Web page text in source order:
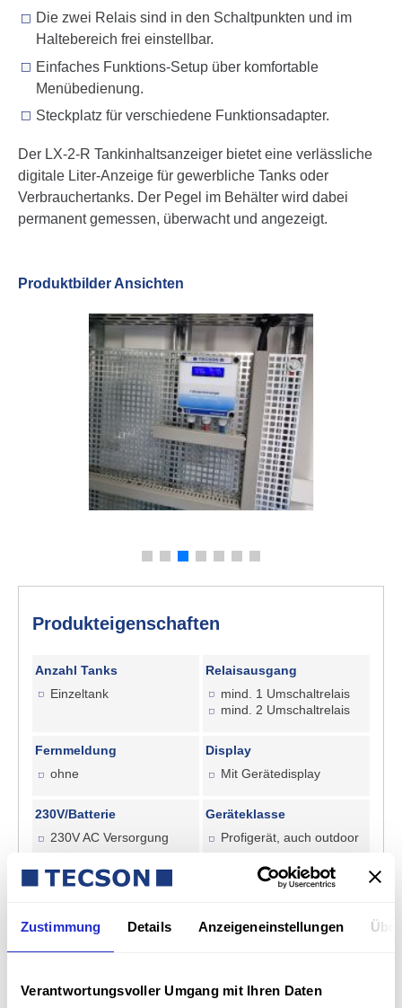
Zustimmung Details Anzeigeneinstellungen
Verantwortungsvoller Umgang mit Ihren Daten
Die zwei Relais sind in den Schaltpunkten und im
Haltebereich frei einstellbar.
Einfaches Funktions-Setup über komfortable
Menübedienung.
Steckplatz für verschiedene Funktionsadapter.
Der LX-2-R Tankinhaltsanzeiger bietet eine verlässliche
digitale Liter-Anzeige für gewerbliche Tanks oder
Verbrauchertanks. Der Pegel im Behälter wird dabei
permanent gemessen, überwacht und angezeigt.
Produktbilder Ansichten
Produkteigenschaften
Anzahl Tanks
Einzeltank
Relaisausgang
mind. 1 Umschaltrelais
mind. 2 Umschaltrelais
Fernmeldung
ohne
Display
Mit Gerätedisplay
230V/Batterie
230V AC Versorgung
Geräteklasse
Profigerät, auch outdoor